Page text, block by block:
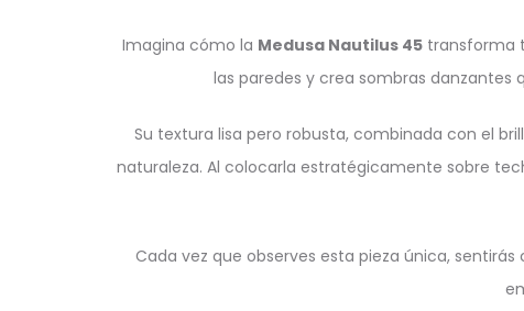
Imagina cómo la Medusa Nautilus 45transforma
las paredes y crea sombras
Su textura lisa pero robusta, combinada con el
naturaleza. Al colocarla estratégicamente sobre
Cada vez que observes esta pieza única,